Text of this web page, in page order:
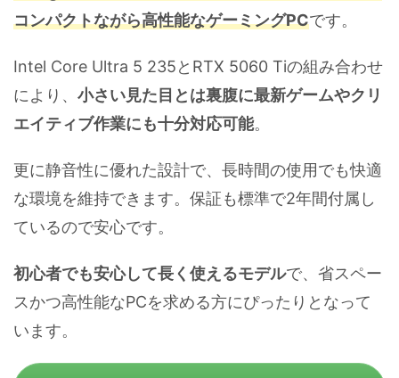
コンパクトながら高性能なゲーミングPCです。
Intel Core Ultra 5 235とRTX 5060 Tiの組み合わせ
により、 小さい見た目とは裏腹に最新ゲームやクリ
エイティブ作業にも十分対応可能。
更に静音性に優れた設計で、長時間の使用でも快適
な環境を維持できます。保証も標準で2年間付属し
ているので安心です。
初心者でも安心して長く使えるモデルで、省スペー
スかつ高性能なPCを求める方にぴったりとなって
います。